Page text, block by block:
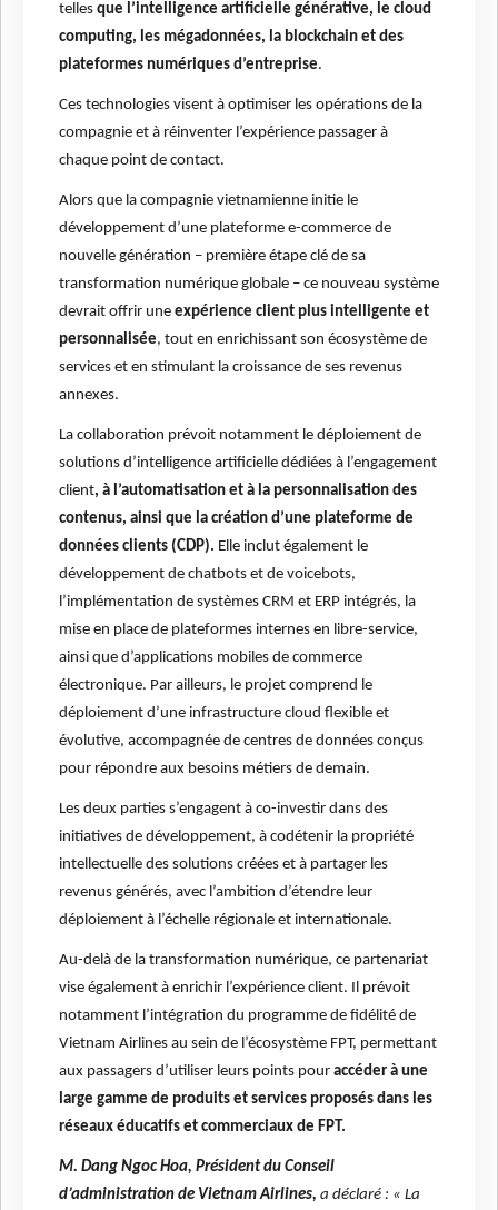
telles que l’intelligence artificielle générative, le cloud
computing, les mégadonnées, la blockchain et des
plateformes numériques d’entreprise.
Ces technologies visent à optimiser les opérations de la
compagnie et à réinventer l’expérience passager à
chaque point de contact.
Alors que la compagnie vietnamienne initie le
développement d’une plateforme e-commerce de
nouvelle génération – première étape clé de sa
transformation numérique globale – ce nouveau système
devrait offrir une expérience client plus intelligente et
personnalisée, tout en enrichissant son écosystème de
services et en stimulant la croissance de ses revenus
annexes.
La collaboration prévoit notamment le déploiement de
solutions d’intelligence artificielle dédiées à l’engagement
client, à l’automatisation et à la personnalisation des
contenus, ainsi que la création d’une plateforme de
données clients (CDP). Elle inclut également le
développement de chatbots et de voicebots,
l’implémentation de systèmes CRM et ERP intégrés, la
mise en place de plateformes internes en libre-service,
ainsi que d’applications mobiles de commerce
électronique. Par ailleurs, le projet comprend le
déploiement d’une infrastructure cloud flexible et
évolutive, accompagnée de centres de données conçus
pour répondre aux besoins métiers de demain.
Les deux parties s’engagent à co-investir dans des
initiatives de développement, à codétenir la propriété
intellectuelle des solutions créées et à partager les
revenus générés, avec l’ambition d’étendre leur
déploiement à l’échelle régionale et internationale.
Au-delà de la transformation numérique, ce partenariat
vise également à enrichir l’expérience client. Il prévoit
notamment l’intégration du programme de fidélité de
Vietnam Airlines au sein de l’écosystème FPT, permettant
aux passagers d’utiliser leurs points pour accéder à une
large gamme de produits et services proposés dans les
réseaux éducatifs et commerciaux de FPT.
M. Dang Ngoc Hoa, Président du Conseil
d’administration de Vietnam Airlines, a déclaré : « La